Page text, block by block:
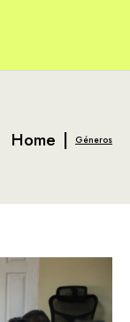
Home | Géneros